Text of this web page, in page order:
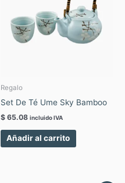
Regalo
Set De Té Ume Sky Bamboo
$ 65.08 incluido IVA
Añadir al carrito